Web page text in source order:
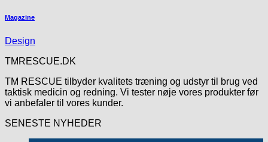
Magazine
Design
TMRESCUE.DK
TM RESCUE tilbyder kvalitets træning og udstyr til brug ved
taktisk medicin og redning. Vi tester nøje vores produkter før
vi anbefaler til vores kunder.
SENESTE NYHEDER